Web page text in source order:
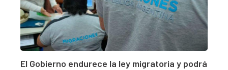
El Gobierno endurece la ley migratoria y podrá